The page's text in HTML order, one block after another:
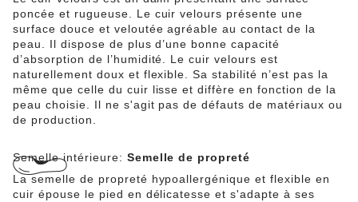
poncée et rugueuse. Le cuir velours présente une
surface douce et veloutée agréable au contact de la
peau. Il dispose de plus d’une bonne capacité
d’absorption de l’humidité. Le cuir velours est
naturellement doux et flexible. Sa stabilité n’est pas la
même que celle du cuir lisse et diffère en fonction de la
peau choisie. Il ne s'agit pas de défauts de matériaux ou
de production.
Semelle intérieure: Semelle de propreté
La semelle de propreté hypoallergénique et flexible en
cuir épouse le pied en délicatesse et s'adapte à ses